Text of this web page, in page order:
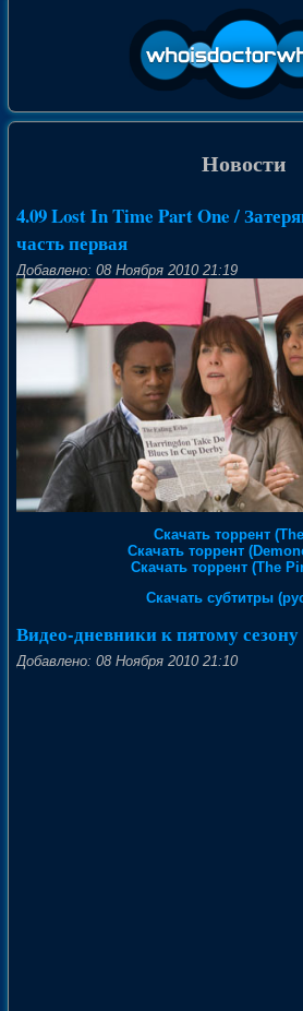
Новости
4.09 Lost In Time Part One /
часть первая
Добавлено: 08 Ноября 2010 21:19
Скачать торрент
Скачать торрент
Скачать торрент (The
Скачать субтитры
Видео-дневники к пятому сезону
Добавлено: 08 Ноября 2010 21:10